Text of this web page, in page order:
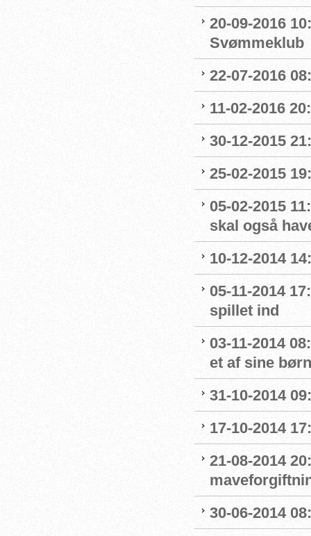
20-09-2016
Svømmeklub
22-07-2016
11-02-2016
30-12-2015
25-02-2015
05-02-2015
skal også
10-12-2014
05-11-2014
spillet ind
03-11-2014
et af sine børn
31-10-2014
17-10-2014
21-08-2014
30-06-2014